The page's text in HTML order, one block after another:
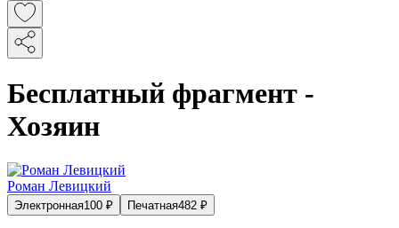
Бесплатный фрагмент -
Хозяин
Роман Левицкий
Электронная100 ₽ Печатная482 ₽